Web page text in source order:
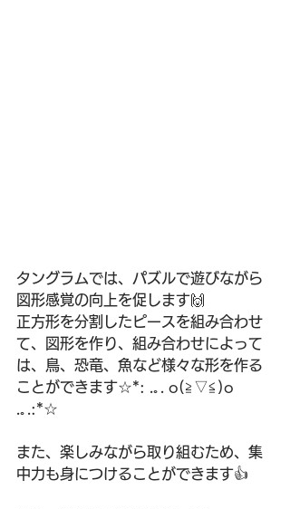
タングラムでは、パズルで遊びながら
図形感覚の向上を促します🙌
正方形を分割したピースを組み合わせ
て、図形を作り、組み合わせによって
は、鳥、恐竜、魚など様々な形を作る
ことができます☆*: .｡. o(≧▽≦)o
.｡.:*☆
また、楽しみながら取り組むため、集
中力も身につけることができます👍